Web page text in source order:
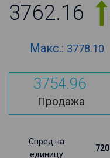
3762.16
Макс.: 3778.10
3754.96
Продажа
Спред на
единицу
720